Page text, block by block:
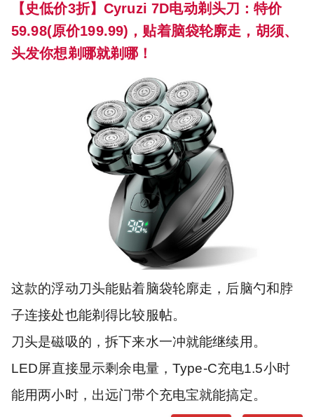
【史低价3折】Cyruzi 7D电动剃头刀：特价
59.98(原价199.99)，贴着脑袋轮廓走，胡须、
头发你想剃哪就剃哪！
这款的浮动刀头能贴着脑袋轮廓走，后脑勺和脖
子连接处也能剃得比较服帖。
刀头是磁吸的，拆下来水一冲就能继续用。
LED屏直接显示剩余电量，Type-C充电1.5小时
能用两小时，出远门带个充电宝就能搞定。